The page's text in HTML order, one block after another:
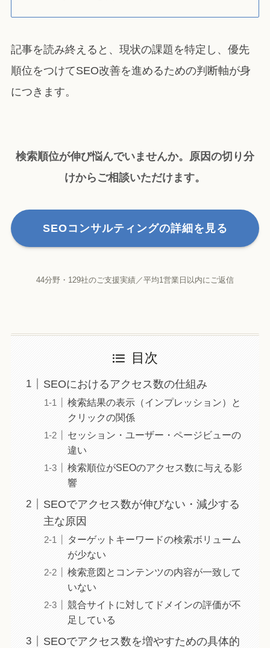
記事を読み終えると、現状の課題を特定し、優先
順位をつけてSEO改善を進めるための判断軸が身
につきます。
検索順位が伸び悩んでいませんか。原因の切り分
けからご相談いただけます。
SEOコンサルティングの詳細を見る
44分野・129社のご支援実績／平均1営業日以内にご返信
目次
SEOにおけるアクセス数の仕組み
検索結果の表示（インプレッション）と
クリックの関係
セッション・ユーザー・ページビューの
違い
検索順位がSEOのアクセス数に与える影
響
SEOでアクセス数が伸びない・減少する
主な原因
ターゲットキーワードの検索ボリューム
が少ない
検索意図とコンテンツの内容が一致して
いない
競合サイトに対してドメインの評価が不
足している
SEOでアクセス数を増やすための具体的